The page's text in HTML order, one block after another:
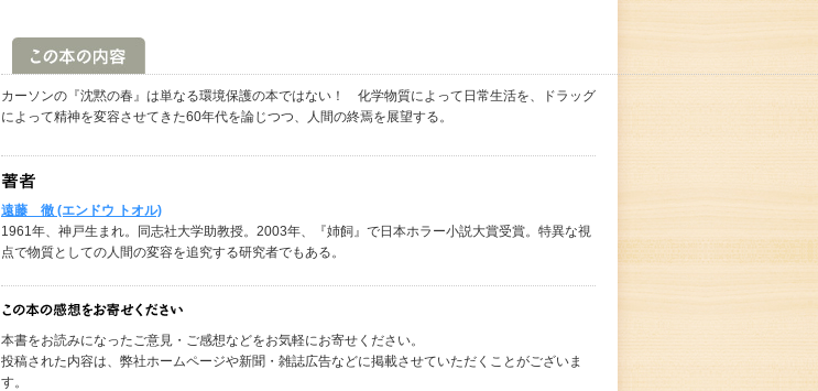
カーソンの『沈黙の春』は単なる環境保護の本ではない！ 化学物質によって日常生活を、ドラッグ
によって精神を変容させてきた60年代を論じつつ、人間の終焉を展望する。
遠藤 徹 (エンドウ トオル)
1961年、神戸生まれ。同志社大学助教授。2003年、『姉飼』で日本ホラー小説大賞受賞。特異な視
点で物質としての人間の変容を追究する研究者でもある。
本書をお読みになったご意見・ご感想などをお気軽にお寄せください。
投稿された内容は、弊社ホームページや新聞・雑誌広告などに掲載させていただくことがございま
す。